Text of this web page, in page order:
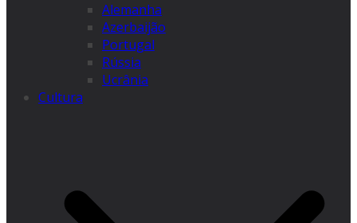
Alemanha
Azerbaijão
Portugal
Rússia
Ucrânia
Cultura